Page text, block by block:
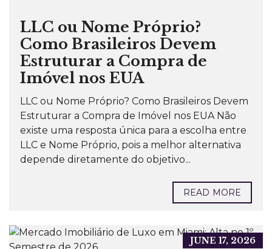
LLC ou Nome Próprio?
Como Brasileiros Devem
Estruturar a Compra de
Imóvel nos EUA
LLC ou Nome Próprio? Como Brasileiros Devem
Estruturar a Compra de Imóvel nos EUA Não
existe uma resposta única para a escolha entre
LLC e Nome Próprio, pois a melhor alternativa
depende diretamente do objetivo...
READ MORE
JUNE 17, 2026